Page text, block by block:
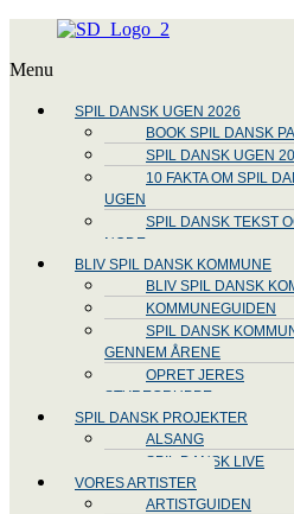
Menu
SPIL DANSK UGEN 2026
BOOK SPIL DANSK
SPIL DANSK UGEN
10 FAKTA OM SPIL
UGEN
SPIL DANSK TEKST
NODE
BLIV SPIL DANSK KOMMUNE
BLIV SPIL DANSK
KOMMUNEGUIDEN
SPIL DANSK
GENNEM ÅRENE
OPRET JERES
STYREGRUPPE
SPIL DANSK PROJEKTER
ALSANG
SPIL DANSK LIVE
VORES ARTISTER
ARTISTGUIDEN